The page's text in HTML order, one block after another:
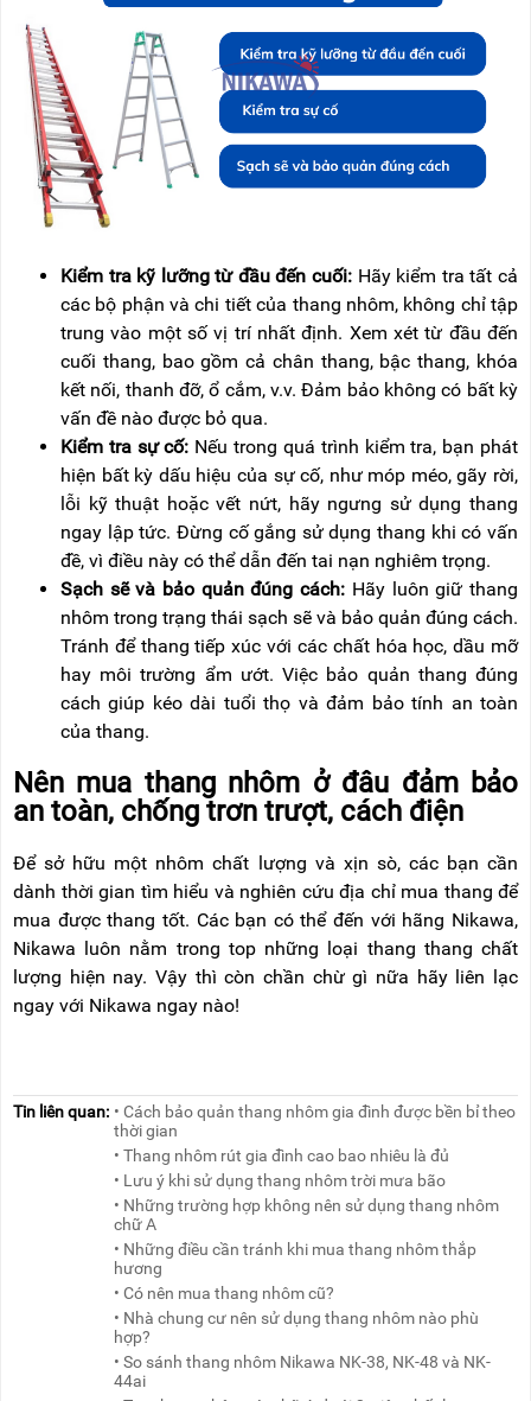
Kiểm tra kỹ lưỡng từ đầu đến cuối: Hãy kiểm tra tất cả
các bộ phận và chi tiết của thang nhôm, không chỉ tập
trung vào một số vị trí nhất định. Xem xét từ đầu đến
cuối thang, bao gồm cả chân thang, bậc thang, khóa
kết nối, thanh đỡ, ổ cắm, v.v. Đảm bảo không có bất kỳ
vấn đề nào được bỏ qua.
Kiểm tra sự cố: Nếu trong quá trình kiểm tra, bạn phát
hiện bất kỳ dấu hiệu của sự cố, như móp méo, gãy rời,
lỗi kỹ thuật hoặc vết nứt, hãy ngưng sử dụng thang
ngay lập tức. Đừng cố gắng sử dụng thang khi có vấn
đề, vì điều này có thể dẫn đến tai nạn nghiêm trọng.
Sạch sẽ và bảo quản đúng cách: Hãy luôn giữ thang
nhôm trong trạng thái sạch sẽ và bảo quản đúng cách.
Tránh để thang tiếp xúc với các chất hóa học, dầu mỡ
hay môi trường ẩm ướt. Việc bảo quản thang đúng
cách giúp kéo dài tuổi thọ và đảm bảo tính an toàn
của thang.
Nên mua thang nhôm ở đâu đảm bảo
an toàn, chống trơn trượt, cách điện
Để sở hữu một nhôm chất lượng và xịn sò, các bạn cần
dành thời gian tìm hiểu và nghiên cứu địa chỉ mua thang để
mua được thang tốt. Các bạn có thể đến với hãng Nikawa,
Nikawa luôn nằm trong top những loại thang thang chất
lượng hiện nay. Vậy thì còn chần chừ gì nữa hãy liên lạc
ngay với Nikawa ngay nào!
Tin liên quan: • Cách bảo quản thang nhôm gia đình được bền bỉ theo
thời gian
• Thang nhôm rút gia đình cao bao nhiêu là đủ
• Lưu ý khi sử dụng thang nhôm trời mưa bão
• Những trường hợp không nên sử dụng thang nhôm
chữ A
• Những điều cần tránh khi mua thang nhôm thắp
hương
• Có nên mua thang nhôm cũ?
• Nhà chung cư nên sử dụng thang nhôm nào phù
hợp?
• So sánh thang nhôm Nikawa NK-38, NK-48 và NK-
44ai